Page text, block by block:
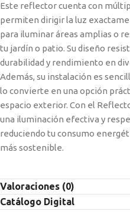
Este reflector cuenta con
permiten dirigir la luz
para iluminar áreas amplias o
tu jardín o patio. Su diseño
durabilidad y rendimiento en
Además, su instalación es
lo convierte en una opción
espacio exterior. Con el
una iluminación efectiva y
reduciendo tu consumo
más sostenible.
Valoraciones (0)
Catálogo Digital